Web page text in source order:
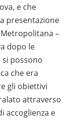
e che
presentazione
–
dopo le
possono
che era
gli obiettivi
attraverso
accoglienza e